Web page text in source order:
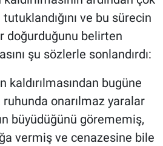
ve bu sürecin
doğurduğunu belirten
şu sözlerle sonlandırdı:
kaldırılmasından bugüne
onarılmaz yaralar
büyüdüğünü görememiş,
vermiş ve cenazesine bile